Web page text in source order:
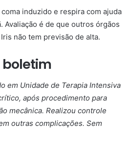
induzido e respira com ajuda
é de que outros órgãos
não tem previsão de alta.
boletim
em Unidade de Terapia Intensiva
após procedimento para
mecânica. Realizou controle
outras complicações. Sem